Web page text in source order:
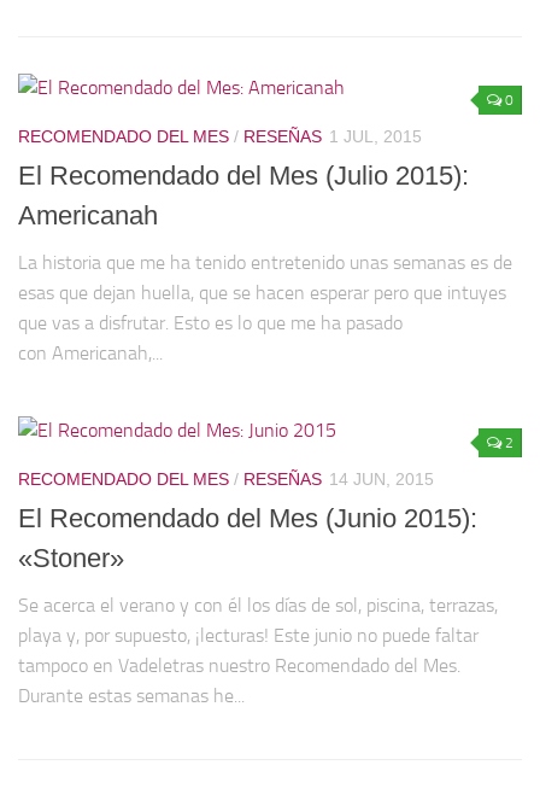
0
RECOMENDADO DEL MES / RESEÑAS 1 JUL, 2015
El Recomendado del Mes (Julio 2015):
Americanah
La historia que me ha tenido entretenido unas semanas es de
esas que dejan huella, que se hacen esperar pero que intuyes
que vas a disfrutar. Esto es lo que me ha pasado
con Americanah,...
2
RECOMENDADO DEL MES / RESEÑAS 14 JUN, 2015
El Recomendado del Mes (Junio 2015):
«Stoner»
Se acerca el verano y con él los días de sol, piscina, terrazas,
playa y, por supuesto, ¡lecturas! Este junio no puede faltar
tampoco en Vadeletras nuestro Recomendado del Mes.
Durante estas semanas he...